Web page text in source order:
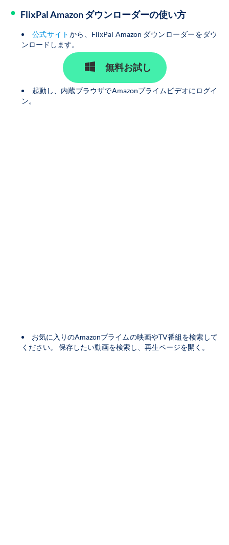
FlixPal Amazon ダウンローダーの使い方
公式サイト から、 FlixPal Amazon ダウンローダーをダウ
ンロードします。
無料お試し
起動し、内蔵ブラウザでAmazonプライムビデオにログイ
ン。
お気に入りのAmazonプライムの映画やTV番組を検索して
ください。
保存したい動画を検索し、再生ページを開く。